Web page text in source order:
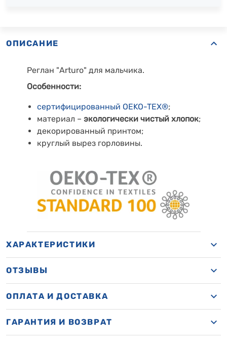
ОПИСАНИЕ
Реглан "Arturo" для мальчика.
Особенности:
сертифицированный OEKO-TEX®;
материал – экологически чистый хлопок;
декорированный принтом;
круглый вырез горловины.
ХАРАКТЕРИСТИКИ
ОТЗЫВЫ
ОПЛАТА И ДОСТАВКА
ГАРАНТИЯ И ВОЗВРАТ